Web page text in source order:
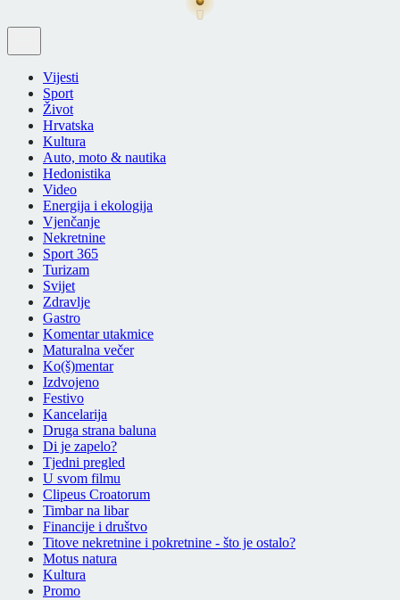
Vijesti
Sport
Život
Hrvatska
Kultura
Auto, moto & nautika
Hedonistika
Video
Energija i ekologija
Vjenčanje
Nekretnine
Sport 365
Turizam
Svijet
Zdravlje
Gastro
Komentar utakmice
Maturalna večer
Ko(š)mentar
Izdvojeno
Festivo
Kancelarija
Druga strana baluna
Di je zapelo?
Tjedni pregled
U svom filmu
Clipeus Croatorum
Timbar na libar
Financije i društvo
Titove nekretnine i pokretnine - što je ostalo?
Motus natura
Kultura
Promo